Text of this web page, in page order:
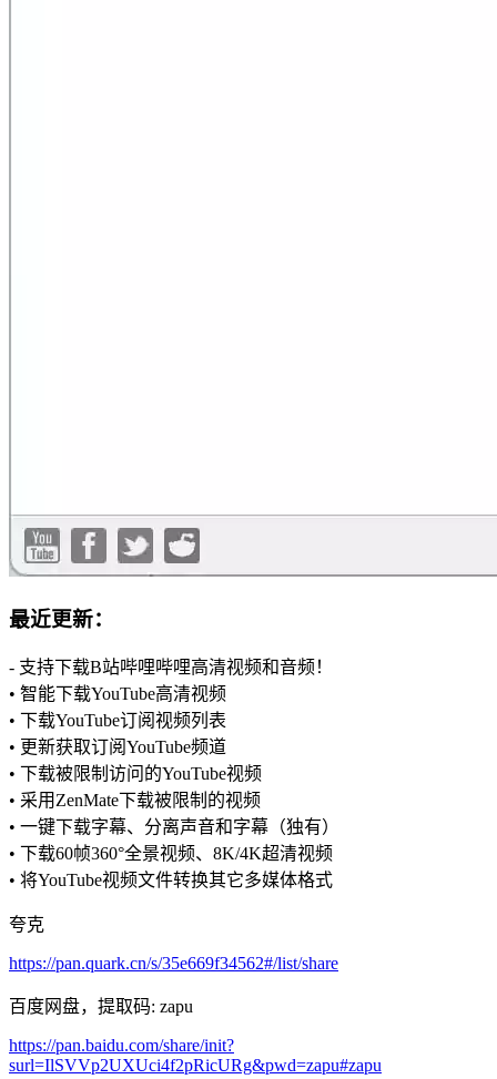
最近更新：
- 支持下载B站哔哩哔哩高清视频和音频！
• 智能下载YouTube高清视频
• 下载YouTube订阅视频列表
• 更新获取订阅YouTube频道
• 下载被限制访问的YouTube视频
• 采用ZenMate下载被限制的视频
• 一键下载字幕、分离声音和字幕（独有）
• 下载60帧360°全景视频、8K/4K超清视频
• 将YouTube视频文件转换其它多媒体格式
夸克
https://pan.quark.cn/s/35e669f34562#/list/share
百度网盘，提取码: zapu
https://pan.baidu.com/share/init?
surl=IlSVVp2UXUci4f2pRicURg&pwd=zapu#zapu